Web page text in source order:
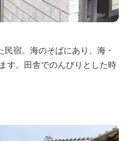
宿。海のそばにあり、海・
す。田舎でのんびりとした時